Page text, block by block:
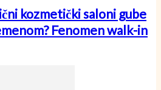
kozmetički saloni gube
Fenomen walk-in